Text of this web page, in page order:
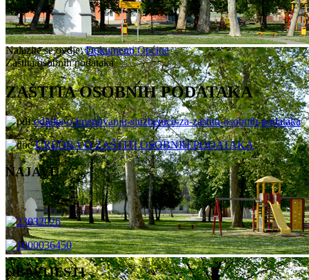
Nalazite se ovdje:Dokumenti Općine
Zaštita osobnih podataka
ZAŠTITA OSOBNIH PODATAKA
odluka-o-imenovanju-sluzbenice-za-zastitu-osobnih-podataka
UREDBA O ZAŠTITI OSOBNIH PODATAKA
NAJAVE
OBAVIJESTI